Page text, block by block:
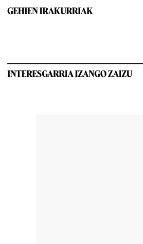
GEHIEN IRAKURRIAK
INTERESGARRIA IZANGO ZAIZU